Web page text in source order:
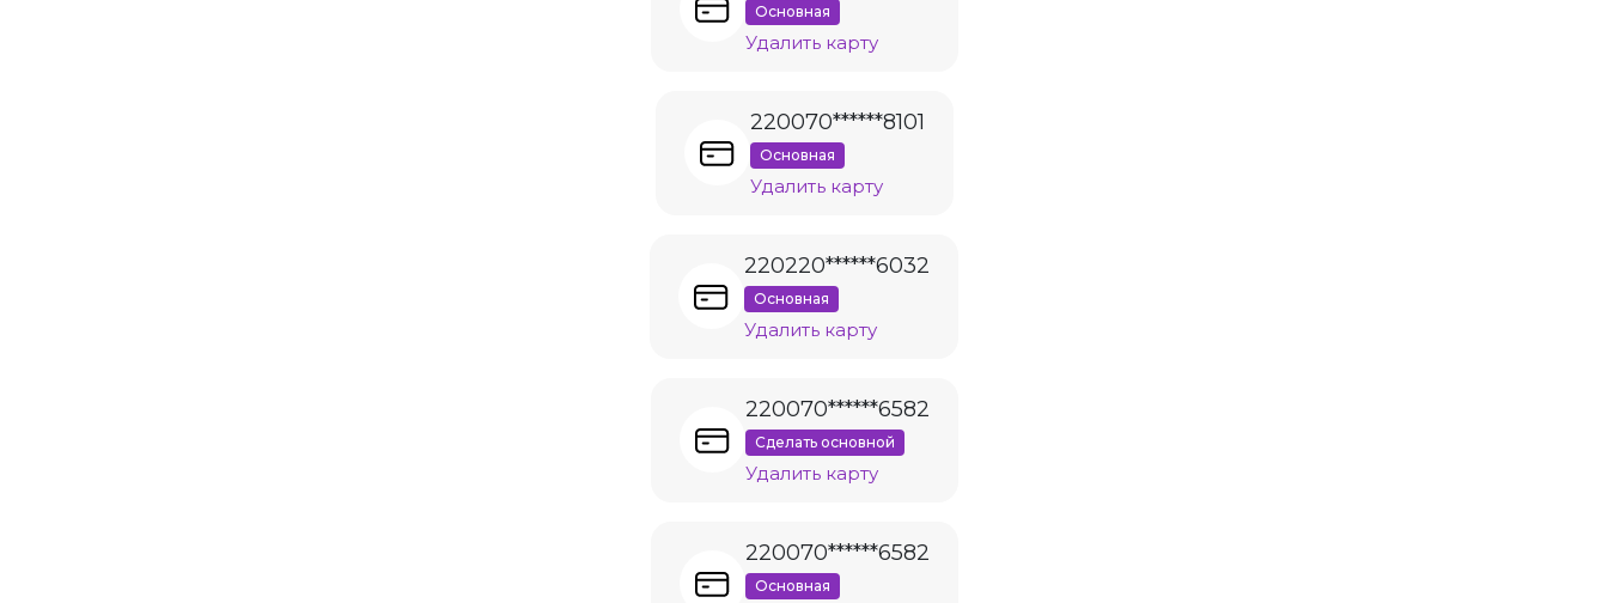
Основная
Удалить карту
220070******8101
Основная
Удалить карту
220220******6032
Основная
Удалить карту
220070******6582
Сделать основной
Удалить карту
220070******6582
Основная